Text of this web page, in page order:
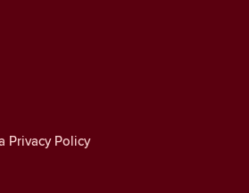
Privacy Policy